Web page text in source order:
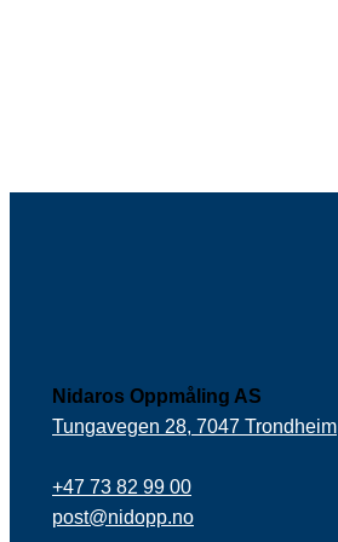
Nidaros Oppmåling AS
Tungavegen 28, 7047 Trondheim
+47 73 82 99 00
post@nidopp.no